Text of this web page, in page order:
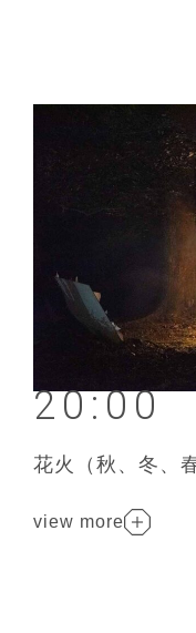
20:00
花火（秋、冬、
view more